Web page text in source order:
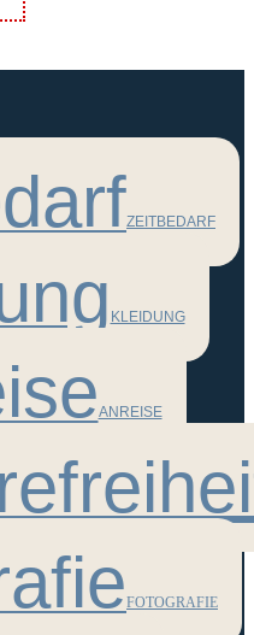
ZEITBEDARF
KLEIDUNG
ANREISE
FOTOGRAFIE